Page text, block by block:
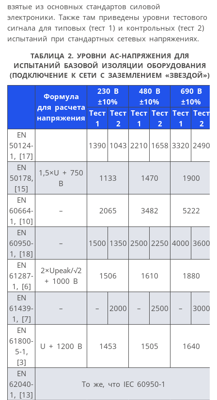
взятые из основных стандартов силовой
электроники. Также там приведены уровни тестового
сигнала для типовых (тест 1) и контрольных (тест 2)
испытаний при стандартных сетевых напряжениях.
ТАБЛИЦА 2. УРОВНИ АС-НАПРЯЖЕНИЯ ДЛЯ
ИСПЫТАНИЙ БАЗОВОЙ ИЗОЛЯЦИИ ОБОРУДОВАНИЯ
(ПОДКЛЮЧЕНИЕ К СЕТИ С ЗАЗЕМЛЕНИЕМ «ЗВЕЗДОЙ»)
Формула
для расчета
напряжения
230 В
±10%
480 В
±10%
690 В
±10%
Тест
1
Тест
2
Тест
1
Тест
2
Тест
1
Тест
2
EN
50124-
1, [17]
1390 1043 2210 1658 3320 2490
EN
50178,
[15]
1,5×U + 750
В
1133 1470 1900
EN
60664-
1, [10]
– 2065 3482 5222
EN
60950-
1, [18]
– 1500 1350 2500 2250 4000 3600
EN
61287-
1, [6]
2×Upeak/√2
+ 1000 В
1506 1610 1880
EN
61439-
1, [7]
– – 2000 – 2500 – 3000
EN
61800-
5-1,
[3]
U + 1200 В 1453 1505 1640
EN
62040-
1, [13]
То же, что IEC 60950-1